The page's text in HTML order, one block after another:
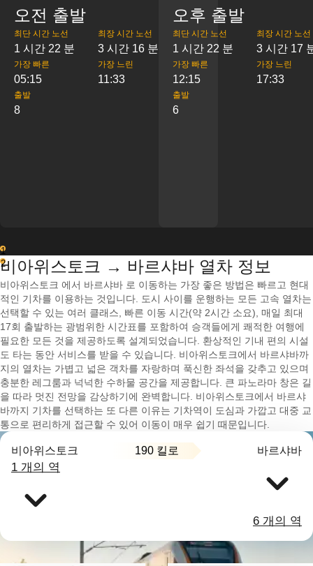
오전 출발
최단 시간 노선
1 시간 22 분
최장 시간 노선
3 시간 16 분
가장 빠른
05:15
가장 느린
11:33
출발
8
오후 출발
최단 시간 노선
1 시간 22 분
최장 시간 노선
3 시간 17
가장 빠른
12:15
가장 느린
17:33
출발
6
1
2
비아위스토크 → 바르샤바 열차 정보
비아위스토크 에서 바르샤바 로 이동하는 가장 좋은 방법은 빠르고 현대
적인 기차를 이용하는 것입니다. 도시 사이를 운행하는 모든 고속 열차는
선택할 수 있는 여러 클래스, 빠른 이동 시간(약 2시간 소요), 매일 최대
17회 출발하는 광범위한 시간표를 포함하여 승객들에게 쾌적한 여행에
필요한 모든 것을 제공하도록 설계되었습니다. 환상적인 기내 편의 시설
도 타는 동안 서비스를 받을 수 있습니다. 비아위스토크에서 바르샤바까
지의 열차는 가볍고 넓은 객차를 자랑하며 푹신한 좌석을 갖추고 있으며
충분한 레그룸과 넉넉한 수하물 공간을 제공합니다. 큰 파노라마 창은 길
을 따라 멋진 전망을 감상하기에 완벽합니다. 비아위스토크에서 바르샤
바까지 기차를 선택하는 또 다른 이유는 기차역이 도심과 가깝고 대중 교
통으로 편리하게 접근할 수 있어 이동이 매우 쉽기 때문입니다.
비아위스토크 190 킬로 바르샤바
1 개의 역
6 개의 역